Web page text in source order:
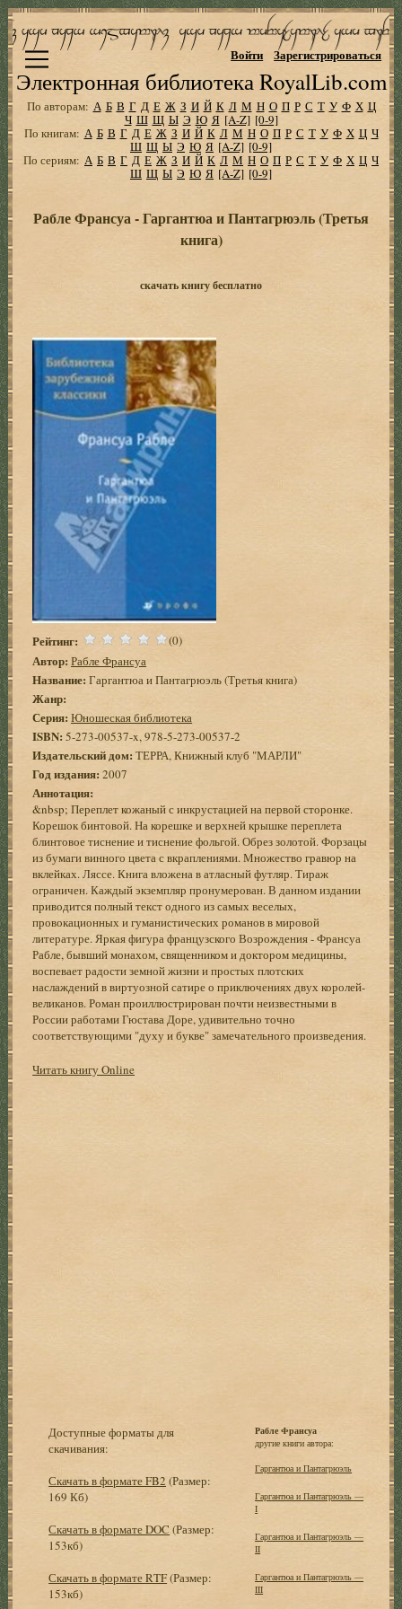
Электронная библиотека RoyalLib.com
Войти Зарегистрироваться
По авторам: А Б В Г Д Е Ж З И Й К Л М Н О П Р С Т У Ф Х Ц
Ч Ш Щ Ы Э Ю Я [A-Z] [0-9]
По книгам: А Б В Г Д Е Ж З И Й К Л М Н О П Р С Т У Ф Х Ц Ч
Ш Щ Ы Э Ю Я [A-Z] [0-9]
По сериям: А Б В Г Д Е Ж З И Й К Л М Н О П Р С Т У Ф Х Ц Ч
Ш Щ Ы Э Ю Я [A-Z] [0-9]
Рабле Франсуа - Гаргантюа и Пантагрюэль (Третья
книга)
скачать книгу бесплатно
Рейтинг: (0)
Автор: Рабле Франсуа
Название: Гаргантюа и Пантагрюэль (Третья книга)
Жанр:
Серия: Юношеская библиотека
ISBN: 5-273-00537-x, 978-5-273-00537-2
Издательский дом: ТЕРРА, Книжный клуб "МАРЛИ"
Год издания: 2007
Аннотация:
&nbsp; Переплет кожаный с инкрустацией на первой сторонке.
Корешок бинтовой. На корешке и верхней крышке переплета
блинтовое тиснение и тиснение фольгой. Обрез золотой. Форзацы
из бумаги винного цвета с вкраплениями. Множество гравюр на
вклейках. Ляссе. Книга вложена в атласный футляр. Тираж
ограничен. Каждый экземпляр пронумерован. В данном издании
приводится полный текст одного из самых веселых,
провокационных и гуманистических романов в мировой
литературе. Яркая фигура французского Возрождения - Франсуа
Рабле, бывший монахом, священником и доктором медицины,
воспевает радости земной жизни и простых плотских
наслаждений в виртуозной сатире о приключениях двух королей-
великанов. Роман проиллюстрирован почти неизвестными в
России работами Гюстава Доре, удивительно точно
соответствующими "духу и букве" замечательного произведения.
Читать книгу Online
Доступные форматы для
скачивания:
Скачать в формате FB2 (Размер:
169 Кб)
Скачать в формате DOC (Размер:
153кб)
Скачать в формате RTF(Размер:
153кб)
Рабле Франсуа
другие книги автора:
Гаргантюа и Пантагрюэль
Гаргантюа и Пантагрюэль —
I
Гаргантюа и Пантагрюэль —
II
Гаргантюа и Пантагрюэль —
III